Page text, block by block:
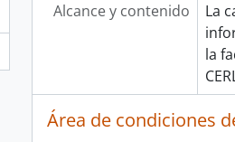
Alcance y contenido
La
la
Área de condiciones